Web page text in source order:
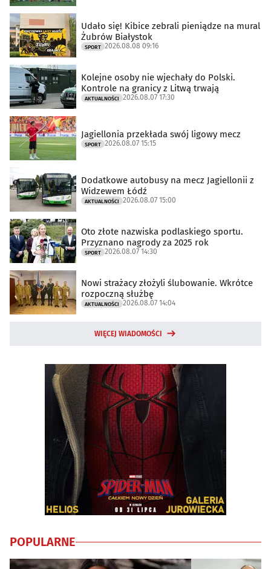
Udało się! Kibice zebrali pieniądze na mural
Żubrów Białystok
SPORT 2026.08.08 09:16
Kolejne osoby nie wjechały do Polski.
Kontrole na granicy z Litwą trwają
AKTUALNOŚCI 2026.08.07 17:30
Jagiellonia przekłada swój ligowy mecz
SPORT 2026.08.07 15:15
Dodatkowe autobusy na mecz Jagiellonii z
Widzewem Łódź
AKTUALNOŚCI 2026.08.07 15:00
Oto złote nazwiska podlaskiego sportu.
Przyznano nagrody za 2025 rok
SPORT 2026.08.07 14:30
Nowi strażacy złożyli ślubowanie. Wkrótce
rozpoczną służbę
AKTUALNOŚCI 2026.08.07 14:04
WIĘCEJ WIADOMOŚCI
POPULARNE